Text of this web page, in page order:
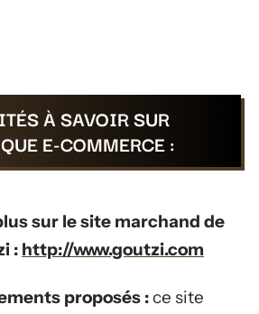
À SAVOIR SUR
E-COMMERCE :
sur le site marchand de
: http://www.goutzi.com
proposés :ce site